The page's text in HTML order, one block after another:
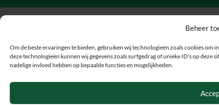
Beheer
Om de beste ervaringen te bieden, gebruiken wij technologieën zoals cookies om
deze technologieën kunnen wij gegevens zoals surfgedrag of unieke ID's op deze
nadelige invloed hebben op bepaalde functies en mogelijkheden.